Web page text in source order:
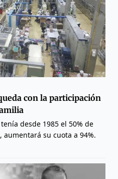
con la participación
desde 1985 el 50% de
su cuota a 94%.